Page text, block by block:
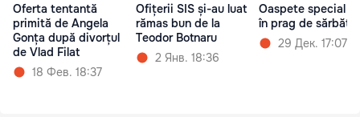
Oferta tentantă
primită de Angela
Gonța după divorțul
de Vlad Filat
18 Фев. 18:37
Ofițerii SIS și-au luat
rămas bun de la
Teodor Botnaru
2 Янв. 18:36
Oaspete special la
în prag de
29 Дек. 17:07